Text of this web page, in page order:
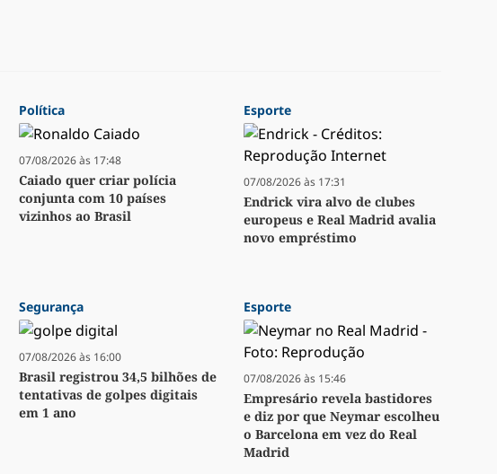
Política
07/08/2026 às 17:48
Caiado quer criar polícia
conjunta com 10 países
vizinhos ao Brasil
Esporte
07/08/2026 às 17:31
Endrick vira alvo de clubes
europeus e Real Madrid avalia
novo empréstimo
Segurança
07/08/2026 às 16:00
Brasil registrou 34,5 bilhões de
tentativas de golpes digitais
em 1 ano
Esporte
07/08/2026 às 15:46
Empresário revela bastidores
e diz por que Neymar escolheu
o Barcelona em vez do Real
Madrid